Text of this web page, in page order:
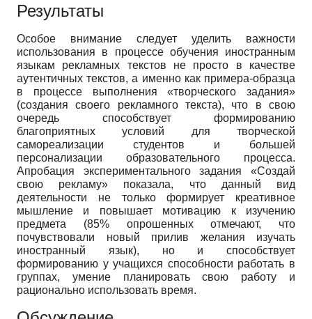
Результаты
Особое внимание следует уделить важности
использования в процессе обучения иностранным
языкам рекламных текстов не просто в качестве
аутентичных текстов, а именно как примера-образца
в процессе выполнения «творческого задания»
(создания своего рекламного текста), что в свою
очередь способствует формированию
благоприятных условий для творческой
самореализации студентов и большей
персонализации образовательного процесса.
Апробация экспериментального задания «Создай
свою рекламу» показала, что данный вид
деятельности не только формирует креативное
мышление и повышает мотивацию к изучению
предмета (85% опрошенных отмечают, что
почувствовали новый прилив желания изучать
иностранный язык), но и способствует
формированию у учащихся способности работать в
группах, умение планировать свою работу и
рационально использовать время.